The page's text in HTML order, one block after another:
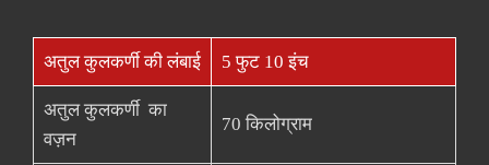
अतुल कुलकर्णी की लंबाई 5 फुट 10 इंच
अतुल कुलकर्णी का
वज़न
70 किलोग्राम